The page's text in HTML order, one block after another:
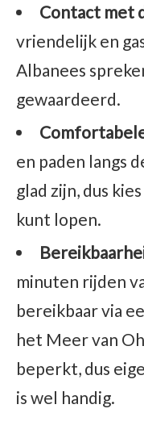
Contact met
vriendelijk en
Albanees
gewaardeerd.
en paden langs
glad zijn, dus
kunt lopen.
minuten rijden
bereikbaar via
het Meer van
beperkt, dus
is wel handig.